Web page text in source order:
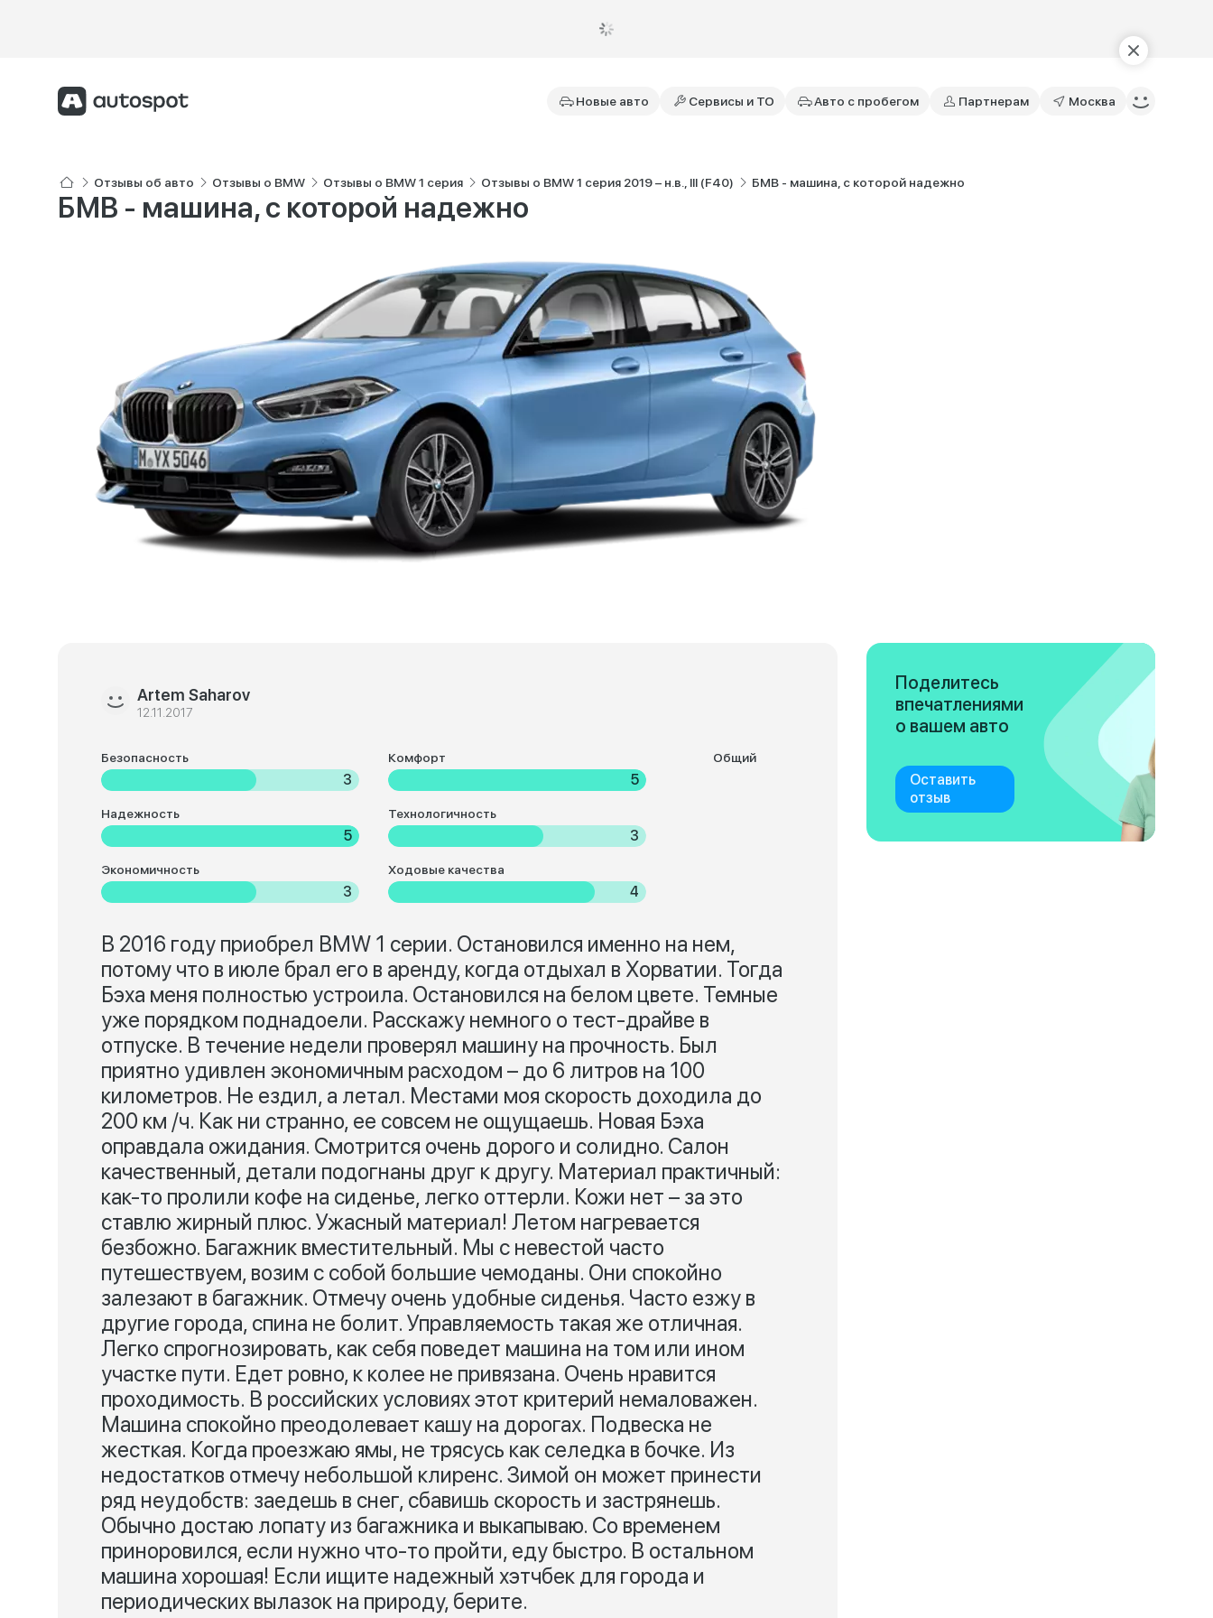
Новые авто Сервисы и ТО Авто с пробегом Партнерам Москва
Отзывы об авто Отзывы о BMW Отзывы о BMW 1 серия Отзывы о BMW 1 серия 2019 – н.в., III (F40) БМВ - машина, с которой надежно
БМВ - машина, с которой надежно
Artem Saharov
12.11.2017
Безопасность
3
Комфорт
5
Надежность
5
Технологичность
3
Экономичность
3
Ходовые качества
4
Общий
В 2016 году приобрел BMW 1 серии. Остановился именно на нем,
потому что в июле брал его в аренду, когда отдыхал в Хорватии. Тогда
Бэха меня полностью устроила. Остановился на белом цвете. Темные
уже порядком поднадоели. Расскажу немного о тест-драйве в
отпуске. В течение недели проверял машину на прочность. Был
приятно удивлен экономичным расходом – до 6 литров на 100
километров. Не ездил, а летал. Местами моя скорость доходила до
200 км /ч. Как ни странно, ее совсем не ощущаешь. Новая Бэха
оправдала ожидания. Смотрится очень дорого и солидно. Салон
качественный, детали подогнаны друг к другу. Материал практичный:
как-то пролили кофе на сиденье, легко оттерли. Кожи нет – за это
ставлю жирный плюс. Ужасный материал! Летом нагревается
безбожно. Багажник вместительный. Мы с невестой часто
путешествуем, возим с собой большие чемоданы. Они спокойно
залезают в багажник. Отмечу очень удобные сиденья. Часто езжу в
другие города, спина не болит. Управляемость такая же отличная.
Легко спрогнозировать, как себя поведет машина на том или ином
участке пути. Едет ровно, к колее не привязана. Очень нравится
проходимость. В российских условиях этот критерий немаловажен.
Машина спокойно преодолевает кашу на дорогах. Подвеска не
жесткая. Когда проезжаю ямы, не трясусь как селедка в бочке. Из
недостатков отмечу небольшой клиренс. Зимой он может принести
ряд неудобств: заедешь в снег, сбавишь скорость и застрянешь.
Обычно достаю лопату из багажника и выкапываю. Со временем
приноровился, если нужно что-то пройти, еду быстро. В остальном
машина хорошая! Если ищите надежный хэтчбек для города и
периодических вылазок на природу, берите.
Поделитесь
впечатлениями
о вашем авто
Оставить
отзыв